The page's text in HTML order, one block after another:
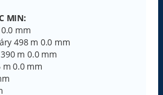
MIN:
mm
498 m 0.0 mm
m 0.0 mm
m 0.0 mm